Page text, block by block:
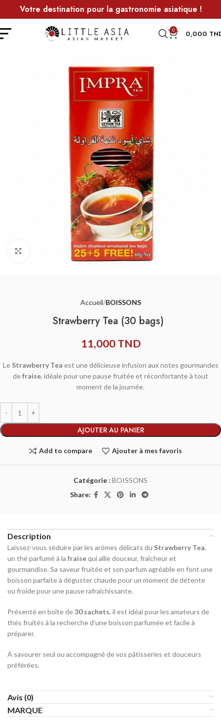
Votre destination pour la gastronomie asiatique !
0 0,000
Accueil BOISSONS
Strawberry Tea (30 bags)
11,000TND
Le Strawberry Tea est une délicieuse infusion aux notes gourmandes
defraise, idéale pour une pause fruitée et réconfortante à tout
moment de la journée.
AJOUTER AU PANIER
Add to compare Ajouter à mes favoris
Catégorie : BOISSONS
Share:
Description
Laissez-vous séduire par les arômes délicats du Strawberry Tea,
un thé parfumé à la fraisequi allie douceur, fraîcheur et
gourmandise. Sa saveur fruitée et son parfum agréable en font une
boisson parfaite à déguster chaude pour un moment de détente
ou froide pour une pause rafraîchissante.
Présenté en boîte de30 sachets, il est idéal pour les amateurs de
thés fruités à la recherche d’une boisson parfumée et facile à
préparer.
À savourer seul ou accompagné de vos pâtisseries et douceurs
préférées.
Avis (0)
MARQUE